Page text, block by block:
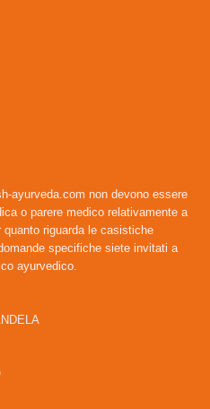
ayurveda.com non devono essere
o parere medico relativamente a
riguarda le casistiche
specifiche siete invitati a
ayurvedico.